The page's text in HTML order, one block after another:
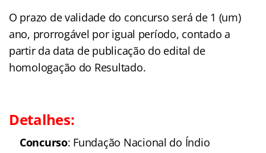
O prazo de validade do concurso será de 1 (um)
ano, prorrogável por igual período, contado a
partir da data de publicação do edital de
homologação do Resultado.
Detalhes:
Concurso: Fundação Nacional do Índio